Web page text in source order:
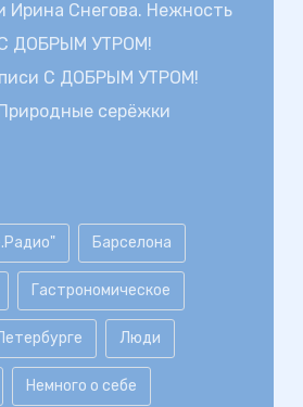
Ирина Снегова. Нежность
ДОБРЫМ УТРОМ!
С ДОБРЫМ УТРОМ!
серёжки
Барселона
Гастрономическое
Люди
Немного о себе